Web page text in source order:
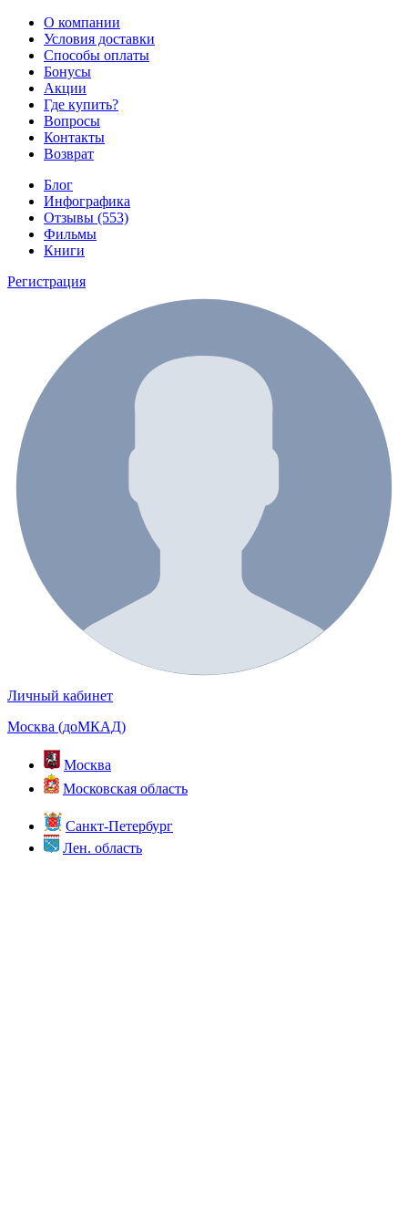
О компании
Условия доставки
Способы оплаты
Бонусы
Акции
Где купить?
Вопросы
Контакты
Возврат
Блог
Инфографика
Отзывы (553)
Фильмы
Книги
Регистрация
Личный кабинет
Москва (доМКАД)
Москва
Московская область
Санкт-Петербург
Лен. область